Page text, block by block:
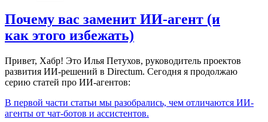
Почему вас заменит ИИ‑агент (и
как этого избежать)
Привет, Хабр! Это Илья Петухов, руководитель проектов
развития ИИ-решений в Directum. Сегодня я продолжаю
серию статей про ИИ-агентов:
В первой части статьи мы разобрались, чем отличаются ИИ-
агенты от чат-ботов и ассистентов.